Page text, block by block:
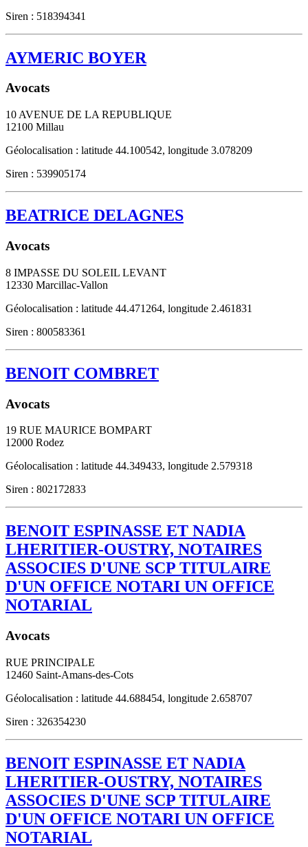
Siren : 518394341
AYMERIC BOYER
Avocats
10 AVENUE DE LA REPUBLIQUE
12100 Millau
Géolocalisation : latitude 44.100542, longitude 3.078209
Siren : 539905174
BEATRICE DELAGNES
Avocats
8 IMPASSE DU SOLEIL LEVANT
12330 Marcillac-Vallon
Géolocalisation : latitude 44.471264, longitude 2.461831
Siren : 800583361
BENOIT COMBRET
Avocats
19 RUE MAURICE BOMPART
12000 Rodez
Géolocalisation : latitude 44.349433, longitude 2.579318
Siren : 802172833
BENOIT ESPINASSE ET NADIA
LHERITIER-OUSTRY, NOTAIRES
ASSOCIES D'UNE SCP TITULAIRE
D'UN OFFICE NOTARI UN OFFICE
NOTARIAL
Avocats
RUE PRINCIPALE
12460 Saint-Amans-des-Cots
Géolocalisation : latitude 44.688454, longitude 2.658707
Siren : 326354230
BENOIT ESPINASSE ET NADIA
LHERITIER-OUSTRY, NOTAIRES
ASSOCIES D'UNE SCP TITULAIRE
D'UN OFFICE NOTARI UN OFFICE
NOTARIAL